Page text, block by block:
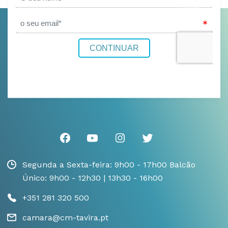
Segunda a Sexta-feira: 9h00 - 17h00 Balcão
Único: 9h00 - 12h30 | 13h30 - 16h00
+351 281 320 500
camara@cm-tavira.pt